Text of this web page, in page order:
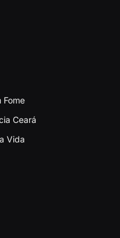
Fome
Ceará
Vida